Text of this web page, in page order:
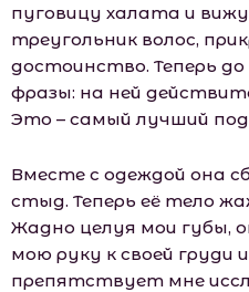
пуговицу халата и
треугольник волос,
достоинство. Теперь
фразы: на ней
Это – самый лучший
Вместе с одеждой она
стыд. Теперь её тело
Жадно целуя мои губы,
мою руку к своей груди
препятствует мне